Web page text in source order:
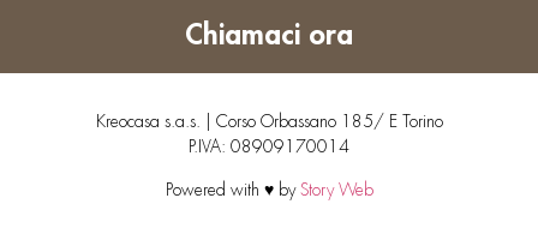
Chiamaci ora
Kreocasa s.a.s. | Corso Orbassano 185/ E Torino
P.IVA: 08909170014
Powered with ♥ by Story Web